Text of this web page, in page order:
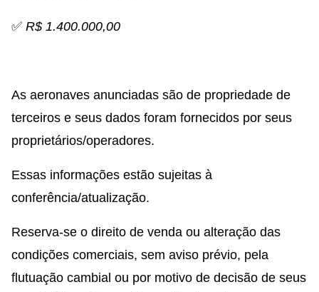
✅ R$ 1.400.000,00
As aeronaves anunciadas são de propriedade de
terceiros e seus dados foram fornecidos por seus
proprietários/operadores.
Essas informações estão sujeitas à
conferência/atualização.
Reserva-se o direito de venda ou alteração das
condições comerciais, sem aviso prévio, pela
flutuação cambial ou por motivo de decisão de seus